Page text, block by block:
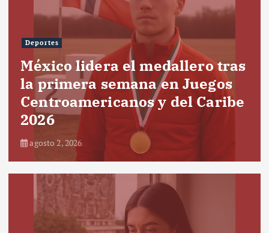
Deportes
México lidera el medallero tras
la primera semana en Juegos
Centroamericanos y del Caribe
2026
agosto 2, 2026